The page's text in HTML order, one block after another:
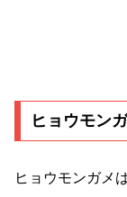
ヒョウモン
ヒョウモンガメ